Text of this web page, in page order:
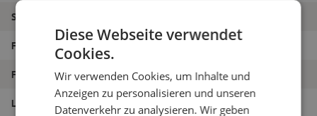
Steckertyp
Faser-Typ
Faseranzahl Duplex
Länge
Diese Webseite verwendet
Cookies.
Wir verwenden Cookies, um Inhalte und
Anzeigen zu personalisieren und unseren
Datenverkehr zu analysieren. Wir geben